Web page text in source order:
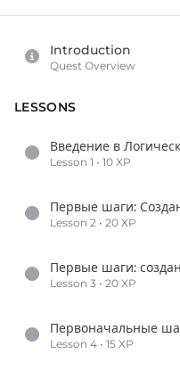
Introduction
Quest Overview
LESSONS
Введение в
Lesson 1 • 10 XP
Lesson 2 • 20 XP
Lesson 3 • 20 XP
Lesson 4 • 15 XP